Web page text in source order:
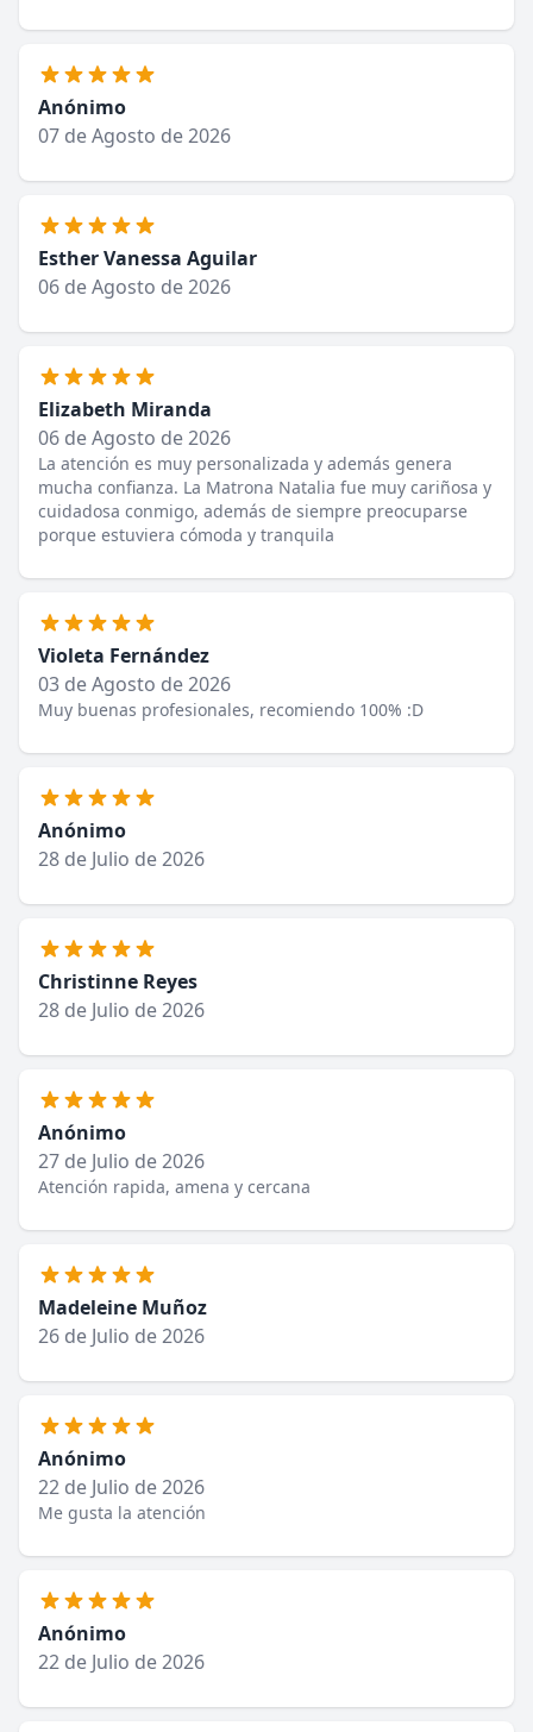
Anónimo
07 de Agosto de 2026
Esther Vanessa Aguilar
06 de Agosto de 2026
Elizabeth Miranda
06 de Agosto de 2026
La atención es muy personalizada y además genera
mucha confianza. La Matrona Natalia fue muy cariñosa y
cuidadosa conmigo, además de siempre preocuparse
porque estuviera cómoda y tranquila
Violeta Fernández
03 de Agosto de 2026
Muy buenas profesionales, recomiendo 100% :D
Anónimo
28 de Julio de 2026
Christinne Reyes
28 de Julio de 2026
Anónimo
27 de Julio de 2026
Atención rapida, amena y cercana
Madeleine Muñoz
26 de Julio de 2026
Anónimo
22 de Julio de 2026
Me gusta la atención
Anónimo
22 de Julio de 2026